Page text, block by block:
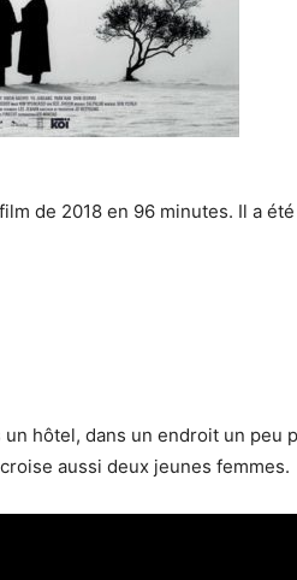
de 2018 en 96 minutes. Il a
un hôtel, dans un endroit un peu
aussi deux jeunes femmes.